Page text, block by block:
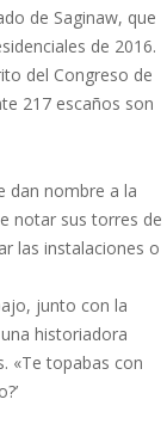
de Saginaw, que
de 2016.
del Congreso de
217 escaños son
dan nombre a la
notar sus torres de
las instalaciones o
junto con la
historiadora
«Te topabas con